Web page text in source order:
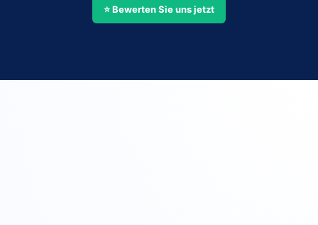
⭐ Bewerten Sie uns jetzt